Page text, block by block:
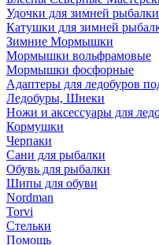
Удочки для зимней рыбалки
Катушки для зимней
Зимние Мормышки
Мормышки вольфрамовые
Мормышки фосфорные
Адаптеры для ледобуров
Ледобуры, Шнеки
Ножи и аксессуары для
Кормушки
Черпаки
Сани для рыбалки
Обувь для рыбалки
Шипы для обуви
Nordman
Torvi
Стельки
Помощь